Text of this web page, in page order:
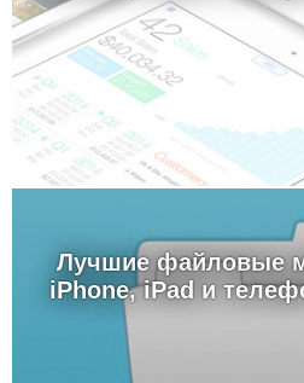
Лучшие файловые
iPhone, iPad и